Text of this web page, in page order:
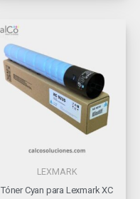
LEXMARK
Tóner Cyan para Lexmark XC